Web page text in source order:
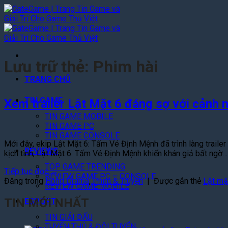
Bỏ
qua
nội
dung
TRANG CHỦ
TIN GAME
TIN GAME MOBILE
TIN GAME PC
TIN GAME CONSOLE
REVIEWS
TOP GAME TRENDING
REVIEW GAME PC – CONSOLE
REVIEW GAME MOBILE
ESPORT
TIN GIẢI ĐẤU
Lưu trữ thẻ: Phim hài
Xem trailer Lật Mặt 6 đáng sợ với cảnh
Mới đây, ekip Lật Mặt 6: Tấm Vé Định Mệnh đã trình làng
kịch tình, Lật Mặt 6: Tấm Vé Định Mệnh khiến khán giả bất ngờ…
Tiếp tục đọc→
Đăng trongHóng Drama,Phim & Truyện | Được gắn thẻ Lật
TIN MỚI NHẤT